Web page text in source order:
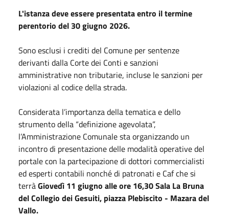
L'istanza deve essere presentata entro il termine
perentorio del 30 giugno 2026.
Sono esclusi i crediti del Comune per sentenze
derivanti dalla Corte dei Conti e sanzioni
amministrative non tributarie, incluse le sanzioni per
violazioni al codice della strada.
Considerata l’importanza della tematica e dello
strumento della “definizione agevolata”,
l’Amministrazione Comunale sta organizzando un
incontro di presentazione delle modalità operative del
portale con la partecipazione di dottori commercialisti
ed esperti contabili nonché di patronati e Caf che si
terràGiovedì 11 giugno alle ore 16,30 Sala La Bruna
del Collegio dei Gesuiti, piazza Plebiscito - Mazara del
Vallo.